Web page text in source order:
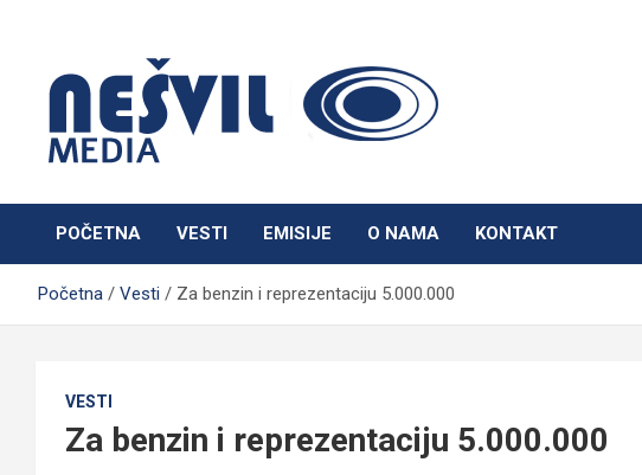
Nešvil Media Bogatić
POČETNA VESTI EMISIJE O NAMA KONTAKT
Početna Vesti Za benzin i reprezentaciju 5.000.000
VESTI
Za benzin i reprezentaciju 5.000.000